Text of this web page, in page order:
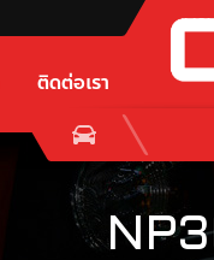
ติดต่อเรา